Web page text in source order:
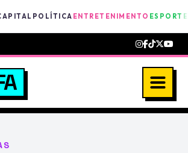
POLÍTICA ENTRETENIMENTO